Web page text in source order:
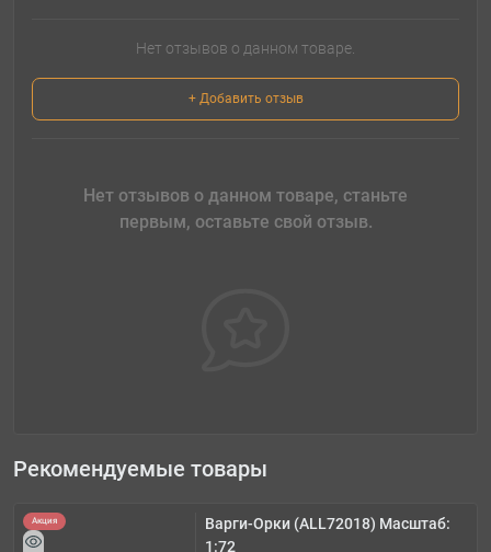
Нет отзывов о данном товаре.
+ Добавить отзыв
Нет отзывов о данном товаре, станьте
первым, оставьте свой отзыв.
Рекомендуемые товары
Акция
Варги-Орки (ALL72018) Масштаб:
1:72